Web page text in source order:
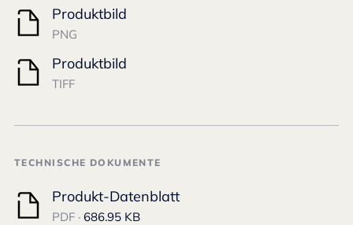
Produktbild
PNG
Produktbild
TIFF
TECHNISCHE DOKUMENTE
Produkt-Datenblatt
PDF · 686.95 KB